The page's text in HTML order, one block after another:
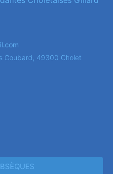
Coubard, 49300 Cholet